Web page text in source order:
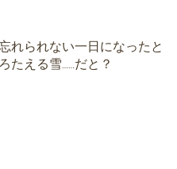
れられない一日になったと
たえる雪……だと？